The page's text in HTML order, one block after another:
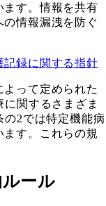
ます。情報を共有
情報漏洩を防ぐ
記録に関する指針
って定められた
関するさまざま
の2では特定機能病
す。これらの規
ール